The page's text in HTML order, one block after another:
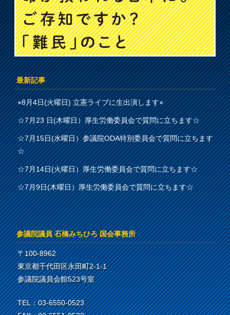
最新記事
⭐︎8月4日(火曜日) 立憲ライブに生出演します⭐︎
☆7月23 日(木曜日）厚生労働委員会で質問に立ちます☆
☆7月15日(水曜日）参議院ODA特別委員会で質問に立ちます
☆
☆7月14日(火曜日）厚生労働委員会で質問に立ちます☆
☆7月9日(木曜日）厚生労働委員会で質問に立ちます☆
参議院議員 石橋みちひろ 国会事務所
〒100-8962
東京都千代田区永田町2-1-1
参議院議員会館523号室
TEL：03-6550-0523